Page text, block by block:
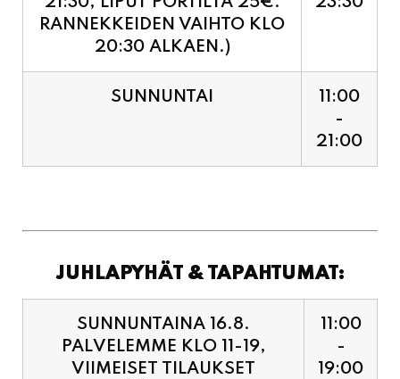
SUNNUNTAI
21:00
PALVELEMME KLO 11-19,
VIIMEISET TILAUKSET
KEITTIÖÖN KLO 18:30.
-
19:00
SUNNUNTAINA 23.8.
11:00